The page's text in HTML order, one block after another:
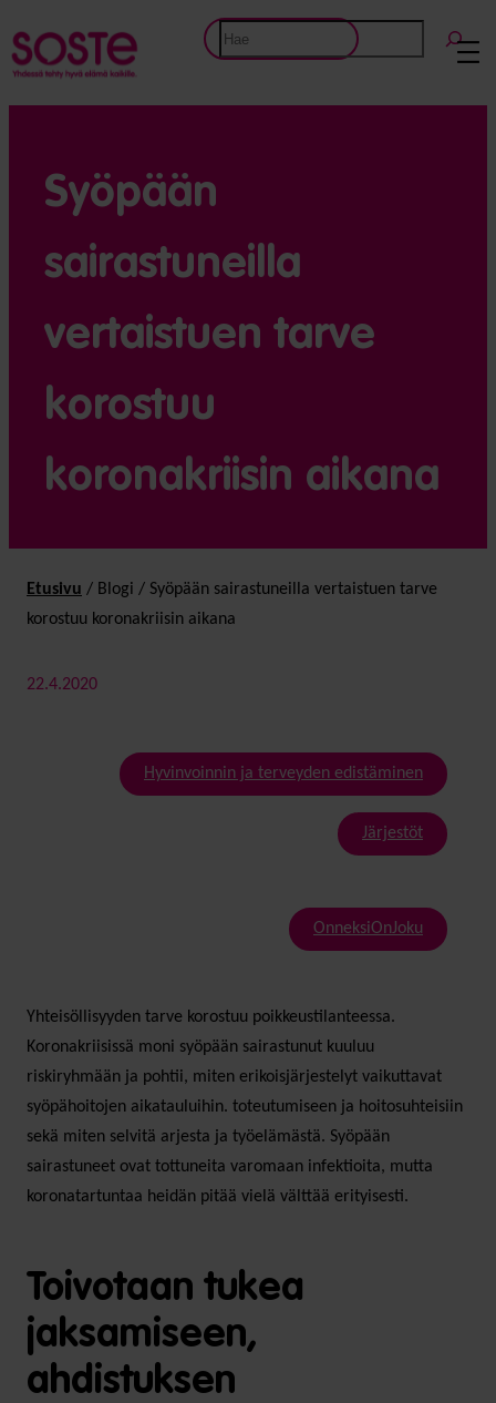
Etsi
Syöpään
sairastuneilla
vertaistuen tarve
korostuu
koronakriisin aikana
Etusivu / Blogi / Syöpään sairastuneilla vertaistuen tarve
korostuu koronakriisin aikana
22.4.2020
Hyvinvoinnin ja terveyden edistäminen
Järjestöt
OnneksiOnJoku
Yhteisöllisyyden tarve korostuu poikkeustilanteessa.
Koronakriisissä moni syöpään sairastunut kuuluu
riskiryhmään ja pohtii, miten erikoisjärjestelyt vaikuttavat
syöpähoitojen aikatauluihin. toteutumiseen ja hoitosuhteisiin
sekä miten selvitä arjesta ja työelämästä. Syöpään
sairastuneet ovat tottuneita varomaan infektioita, mutta
koronatartuntaa heidän pitää vielä välttää erityisesti.
Toivotaan tukea
jaksamiseen,
ahdistuksen